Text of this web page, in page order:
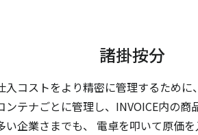
諸掛按分
入コストをより精密に管理するために
ンテナごとに管理し、INVOICE内の商
い企業さまでも、 電卓を叩いて原価